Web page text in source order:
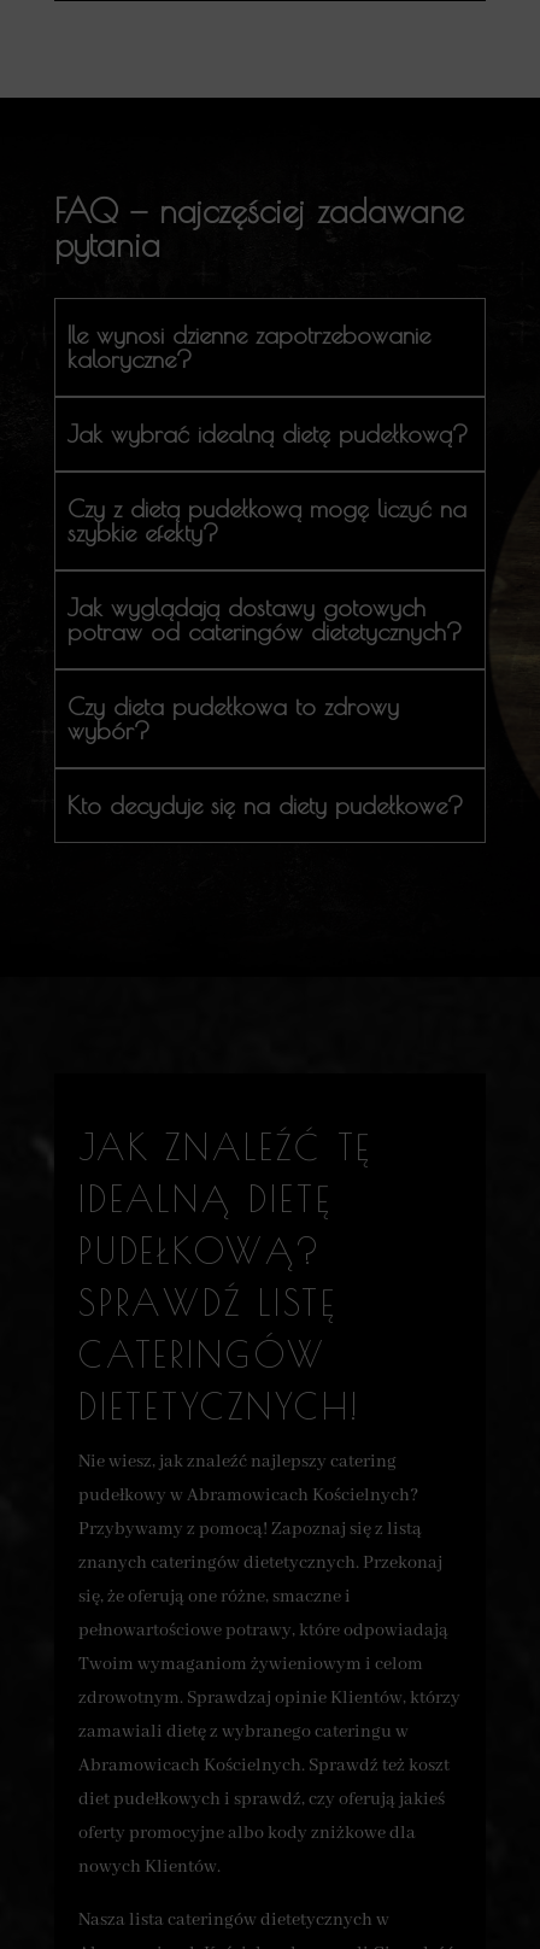
FAQ — najczęściej zadawane
pytania
Ile wynosi dzienne zapotrzebowanie
kaloryczne?
Jak wybrać idealną dietę pudełkową?
Czy z dietą pudełkową mogę liczyć na
szybkie efekty?
Jak wyglądają dostawy gotowych
potraw od cateringów dietetycznych?
Czy dieta pudełkowa to zdrowy
wybór?
Kto decyduje się na diety pudełkowe?
JAK ZNALEŹĆ TĘ
IDEALNĄ DIETĘ
PUDEŁKOWĄ?
SPRAWDŹ LISTĘ
CATERINGÓW
DIETETYCZNYCH!
Nie wiesz, jak znaleźć najlepszy catering
pudełkowy w Abramowicach Kościelnych?
Przybywamy z pomocą! Zapoznaj się z listą
znanych cateringów dietetycznych. Przekonaj
się, że oferują one różne, smaczne i
pełnowartościowe potrawy, które odpowiadają
Twoim wymaganiom żywieniowym i celom
zdrowotnym. Sprawdzaj opinie Klientów, którzy
zamawiali dietę z wybranego cateringu w
Abramowicach Kościelnych. Sprawdź też koszt
diet pudełkowych i sprawdź, czy oferują jakieś
oferty promocyjne albo kody zniżkowe dla
nowych Klientów.
Nasza lista cateringów dietetycznych w